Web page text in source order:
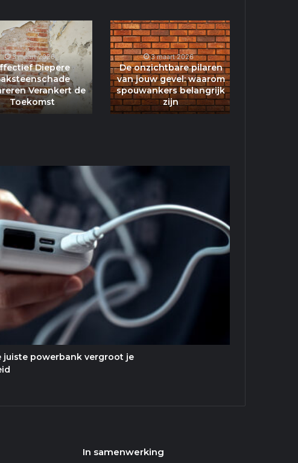
Effectief
Diepere
Baksteenschade
Repareren
Verankert
Toekomst
3 maart 2026
Diepere
Verankert de
Toekomst
3 maart 2026
De onzichtbare pilaren
van jouw gevel: waarom
spouwankers belangrijk
zijn
juiste powerbank vergroot je
In samenwerking